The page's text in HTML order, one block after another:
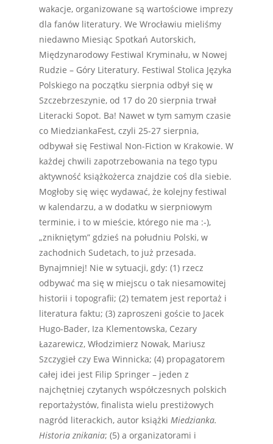
wakacje, organizowane są wartościowe imprezy
dla fanów literatury. We Wrocławiu mieliśmy
niedawno Miesiąc Spotkań Autorskich,
Międzynarodowy Festiwal Kryminału, w Nowej
Rudzie – Góry Literatury. Festiwal Stolica Języka
Polskiego na początku sierpnia odbył się w
Szczebrzeszynie, od 17 do 20 sierpnia trwał
Literacki Sopot. Ba! Nawet w tym samym czasie
co MiedziankaFest, czyli 25-27 sierpnia,
odbywał się Festiwal Non-Fiction w Krakowie. W
każdej chwili zapotrzebowania na tego typu
aktywność książkożerca znajdzie coś dla siebie.
Mogłoby się więc wydawać, że kolejny festiwal
w kalendarzu, a w dodatku w sierpniowym
terminie, i to w mieście, którego nie ma :-),
„znikniętym” gdzieś na południu Polski, w
zachodnich Sudetach, to już przesada.
Bynajmniej! Nie w sytuacji, gdy: (1) rzecz
odbywać ma się w miejscu o tak niesamowitej
historii i topografii; (2) tematem jest reportaż i
literatura faktu; (3) zaproszeni goście to Jacek
Hugo-Bader, Iza Klementowska, Cezary
Łazarewicz, Włodzimierz Nowak, Mariusz
Szczygieł czy Ewa Winnicka; (4) propagatorem
całej idei jest Filip Springer – jeden z
najchętniej czytanych współczesnych polskich
reportażystów, finalista wielu prestiżowych
nagród literackich, autor książki Miedzianka.
Historia znikania; (5) a organizatorami i